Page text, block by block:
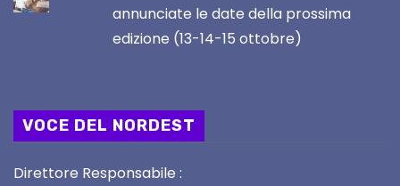
annunciate le date della prossima
edizione (13-14-15 ottobre)
VOCE DEL NORDEST
Direttore Responsabile :